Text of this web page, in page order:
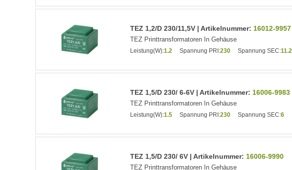
TEZ 1,2/D 230/11,5V | Artikelnummer: 16012-9957
TEZ Printtransformatoren In Gehäuse
Leistung(W):1.2 Spannung PRI:230 Spannung SEC:11.2
TEZ 1,5/D 230/ 6-6V | Artikelnummer: 16006-9983
TEZ Printtransformatoren In Gehäuse
Leistung(W):1.5 Spannung PRI:230 Spannung SEC:6
TEZ 1,5/D 230/ 6V | Artikelnummer: 16006-9990
TEZ Printtransformatoren In Gehäuse